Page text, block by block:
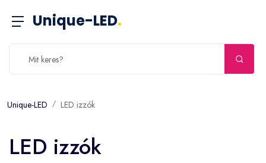
Unique-LED.
Unique-LED LED izzók
LED izzók